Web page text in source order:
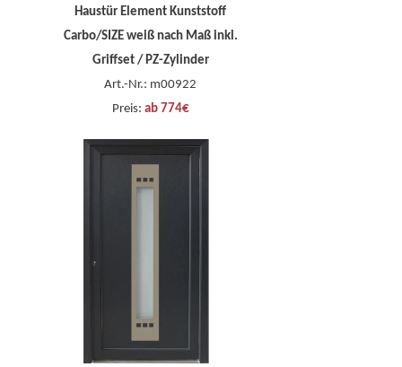
Haustür Element Kunststoff
Carbo/SIZE weiß nach Maß inkl.
Griffset / PZ-Zylinder
Art.-Nr.: m00922
Preis: ab 774€